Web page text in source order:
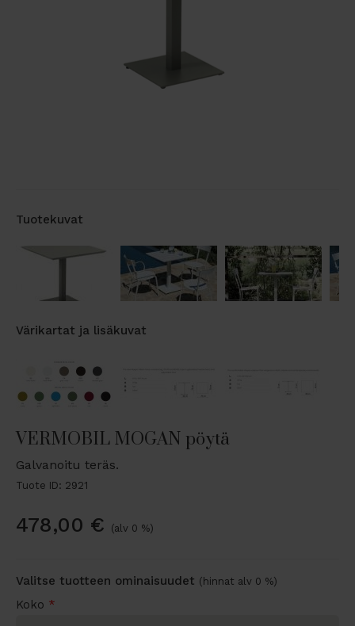
Tuotekuvat
Värikartat ja lisäkuvat
VERMOBIL MOGAN pöytä
Galvanoitu teräs.
Tuote ID: 2921
478,00 € (alv 0 %)
Valitse tuotteen ominaisuudet (hinnat alv 0 %)
Koko *